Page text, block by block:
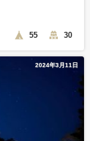
55 30
2024年3月11日